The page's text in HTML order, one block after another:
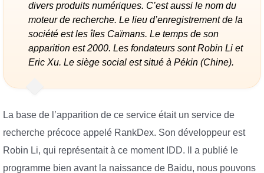
divers produits numériques. C’est aussi le nom du
moteur de recherche. Le lieu d’enregistrement de la
société est les îles Caïmans. Le temps de son
apparition est 2000. Les fondateurs sont Robin Li et
Eric Xu. Le siège social est situé à Pékin (Chine).
La base de l’apparition de ce service était un service de
recherche précoce appelé RankDex. Son développeur est
Robin Li, qui représentait à ce moment IDD. Il a publié le
programme bien avant la naissance de Baidu, nous pouvons